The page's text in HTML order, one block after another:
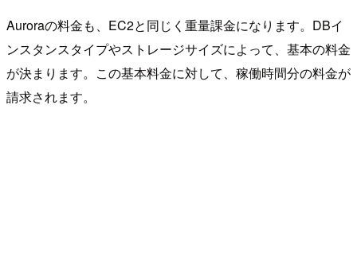
Auroraの料金も、EC2と同じく重量課金になります。DBイ
ンスタンスタイプやストレージサイズによって、基本の料金
が決まります。この基本料金に対して、稼働時間分の料金が
請求されます。